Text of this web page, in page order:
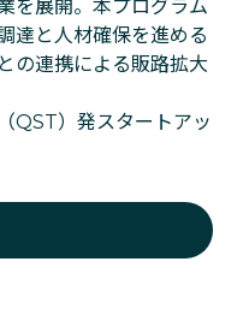
を展開。本プログラム
達と人材確保を進める
の連携による販路拡大
QST）発スタートアッ